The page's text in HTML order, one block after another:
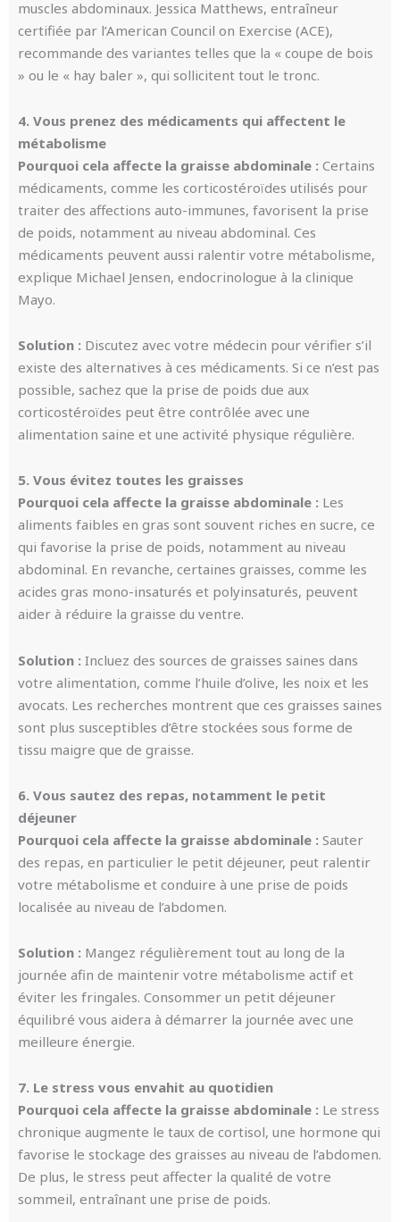
muscles abdominaux. Jessica Matthews, entraîneur
certifiée par l’American Council on Exercise (ACE),
recommande des variantes telles que la « coupe de bois
» ou le « hay baler », qui sollicitent tout le tronc.
4. Vous prenez des médicaments qui affectent le
métabolisme
Pourquoi cela affecte la graisse abdominale : Certains
médicaments, comme les corticostéroïdes utilisés pour
traiter des affections auto-immunes, favorisent la prise
de poids, notamment au niveau abdominal. Ces
médicaments peuvent aussi ralentir votre métabolisme,
explique Michael Jensen, endocrinologue à la clinique
Mayo.
Solution : Discutez avec votre médecin pour vérifier s’il
existe des alternatives à ces médicaments. Si ce n’est pas
possible, sachez que la prise de poids due aux
corticostéroïdes peut être contrôlée avec une
alimentation saine et une activité physique régulière.
5. Vous évitez toutes les graisses
Pourquoi cela affecte la graisse abdominale : Les
aliments faibles en gras sont souvent riches en sucre, ce
qui favorise la prise de poids, notamment au niveau
abdominal. En revanche, certaines graisses, comme les
acides gras mono-insaturés et polyinsaturés, peuvent
aider à réduire la graisse du ventre.
Solution : Incluez des sources de graisses saines dans
votre alimentation, comme l’huile d’olive, les noix et les
avocats. Les recherches montrent que ces graisses saines
sont plus susceptibles d’être stockées sous forme de
tissu maigre que de graisse.
6. Vous sautez des repas, notamment le petit
déjeuner
Pourquoi cela affecte la graisse abdominale : Sauter
des repas, en particulier le petit déjeuner, peut ralentir
votre métabolisme et conduire à une prise de poids
localisée au niveau de l’abdomen.
Solution : Mangez régulièrement tout au long de la
journée afin de maintenir votre métabolisme actif et
éviter les fringales. Consommer un petit déjeuner
équilibré vous aidera à démarrer la journée avec une
meilleure énergie.
7. Le stress vous envahit au quotidien
Pourquoi cela affecte la graisse abdominale : Le stress
chronique augmente le taux de cortisol, une hormone qui
favorise le stockage des graisses au niveau de l’abdomen.
De plus, le stress peut affecter la qualité de votre
sommeil, entraînant une prise de poids.